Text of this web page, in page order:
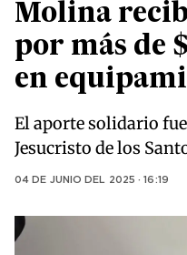
Molina
por más de
en
El aporte solidario
Jesucristo de los
04 DE JUNIO DEL 2025 · 16:19